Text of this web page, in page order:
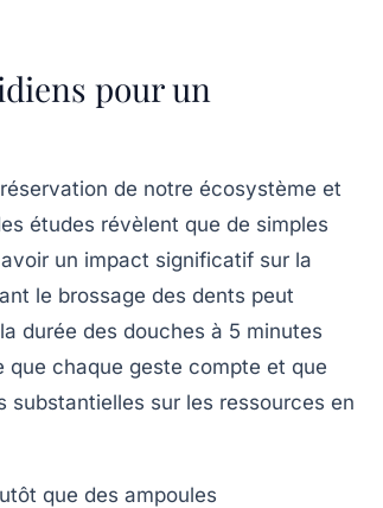
pour un
de notre écosystème et
études révèlent que de simples
un impact significatif sur la
le brossage des dents peut
durée des douches à 5 minutes
que chaque geste compte et que
sur les ressources en
que des ampoules